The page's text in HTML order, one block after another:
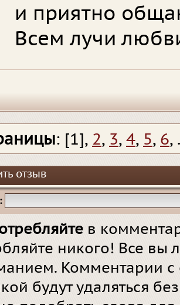
и приятно
Всем лучи
: [1], 2, 3, 4, 5, 6,
отзыв
в
никого! Все вы
Комментарии
будут удаляться